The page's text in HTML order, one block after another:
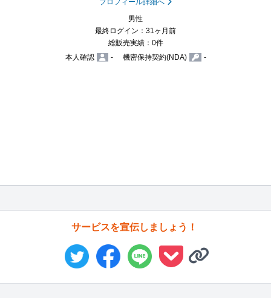
プロフィール詳細へ
男性
最終ログイン：31ヶ月前
総販売実績：0件
本人確認
- 機密保持契約(NDA) -
サービスを宣伝しましょう！